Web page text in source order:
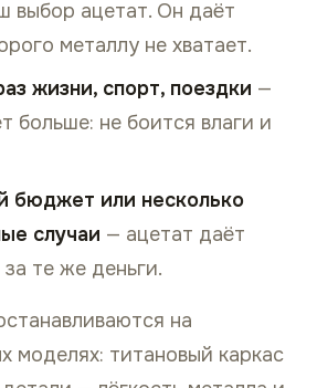
выбор ацетат. Он даёт
металлу не хватает.
жизни, спорт, поездки —
больше: не боится влаги и
бюджет или несколько
случаи — ацетат даёт
те же деньги.
на
моделях: титановый каркас